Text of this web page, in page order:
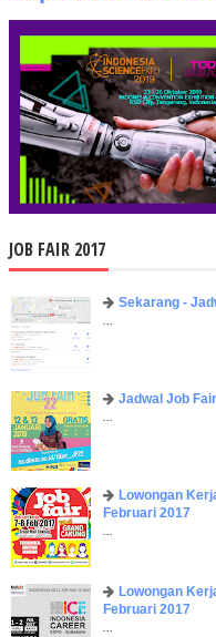
JOB FAIR 2017
Sekarang -
...
Jadwal Job
...
Lowongan
Februari 2017
...
Lowongan
Februari 2017
...